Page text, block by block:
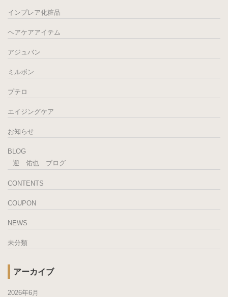
インプレア化粧品
ヘアケアアイテム
アジュバン
ミルボン
プテロ
エイジングケア
お知らせ
BLOG
迎 佑也 ブログ
CONTENTS
COUPON
NEWS
未分類
アーカイブ
2026年6月